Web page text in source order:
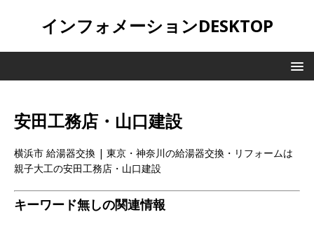
インフォメーションDESKTOP
安田工務店・山口建設
横浜市 給湯器交換 | 東京・神奈川の給湯器交換・リフォームは
親子大工の安田工務店・山口建設
キーワード無しの関連情報